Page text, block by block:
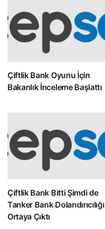
Çiftlik Bank Oyunu İçin
Bakanlık İnceleme Başlattı
Çiftlik Bank Bitti Şimdi de
Tanker Bank Dolandırıcılığı
Ortaya Çıktı